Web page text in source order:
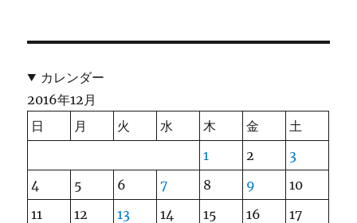
カレンダー
2016年12月
日
月 火 水 木 金
土
1
2
3
4
5 6 7 8 9
10
11
12 13 14 15 16
17